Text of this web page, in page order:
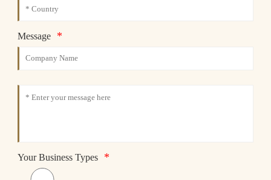
Message *
Your Business Types *